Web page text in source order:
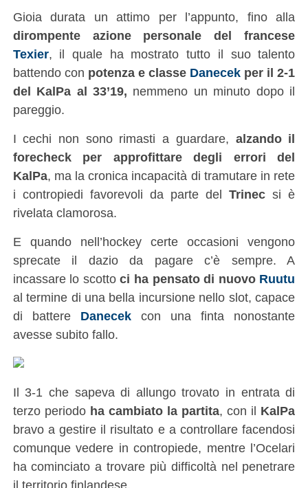
Gioia durata un attimo per l’appunto, fino alla
dirompente azione personale del francese
Texier, il quale ha mostrato tutto il suo talento
battendo con potenza e classe Danecek per il 2-1
del KalPa al 33’19, nemmeno un minuto dopo il
pareggio.
I cechi non sono rimasti a guardare, alzando il
forecheck per approfittare degli errori del
KalPa, ma la cronica incapacità di tramutare in rete
i contropiedi favorevoli da parte delTrinec si è
rivelata clamorosa.
E quando nell’hockey certe occasioni vengono
sprecate il dazio da pagare c’è sempre. A
incassare lo scottoci ha pensato di nuovo Ruutu
al termine di una bella incursione nello slot, capace
di battere Danecekcon una finta nonostante
avesse subito fallo.
Il 3-1 che sapeva di allungo trovato in entrata di
terzo periodo ha cambiato la partita, con il KalPa
bravo a gestire il risultato e a controllare facendosi
comunque vedere in contropiede, mentre l’Ocelari
ha cominciato a trovare più difficoltà nel penetrare
il territorio finlandese.